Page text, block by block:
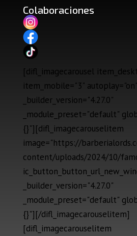
Colaboraciones
[difl_imagecarousel
item_mobile="3" autoplay="on"
_builder_version="4.27.0"
_module_preset="default"
{}"][difl_imagecarouselitem
image="https://
content/uploads/2024/10/
_builder_version="4.27.0"
_module_preset="default"
{}"][/difl_imagecarouselitem]
[difl_imagecarouselitem